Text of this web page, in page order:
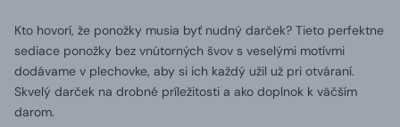
Kto hovorí, že ponožky musia byť nudný darček? Tieto perfektne
sediace ponožky bez vnútorných švov s veselými motívmi
dodávame v plechovke, aby si ich každý užil už pri otváraní.
Skvelý darček na drobné príležitosti a ako doplnok k väčším
darom.